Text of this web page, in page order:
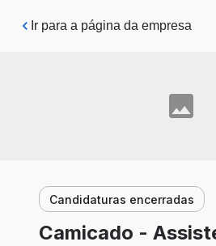
Pular para o conteúdo principal
Ir para a página da empresa
Candidaturas encerradas
Camicado -